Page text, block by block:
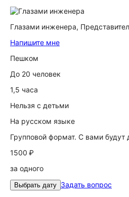
Глазами инженера,
Напишите мне
Пешком
До 20 человек
1,5 часа
Нельзя с детьми
На русском языке
Групповой формат. С вами будут
1500 ₽
за одного
Выбрать дату Задать вопрос